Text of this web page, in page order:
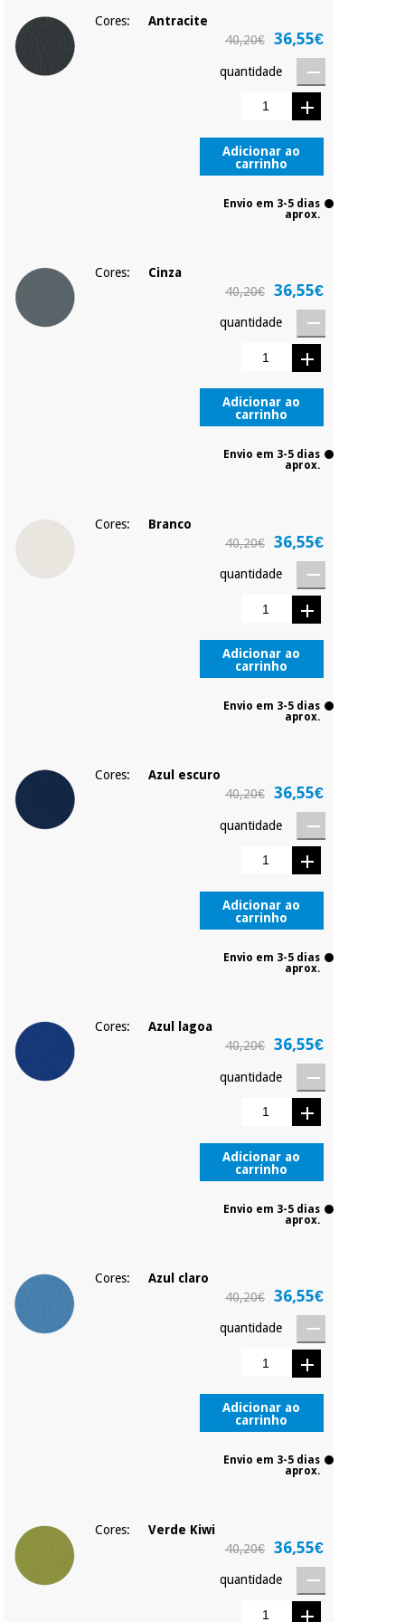
Instrumental
cirúrgico
mês.
compromisso.
Pode adiantar o
pagamento total ou
parcial quando
penalizações ou
truques.
protegidos.Não
vendemos os seus
tentar vender-lhe um
Cores:
Antracite
40,20€
36,55€
quantidade
Adicionar ao
carrinho
Envio em 3-5 dias
aprox.
Cores:
Cinza
40,20€
36,55€
quantidade
Adicionar ao
carrinho
Envio em 3-5 dias
aprox.
Cores:
Branco
40,20€
36,55€
quantidade
Adicionar ao
carrinho
Envio em 3-5 dias
aprox.
Cores:
Azul escuro
40,20€
36,55€
quantidade
Adicionar ao
carrinho
Envio em 3-5 dias
aprox.
Cores:
Azul lagoa
40,20€
36,55€
quantidade
Adicionar ao
carrinho
Envio em 3-5 dias
aprox.
Cores:
Azul claro
40,20€
36,55€
quantidade
Adicionar ao
carrinho
Envio em 3-5 dias
aprox.
Cores:
Verde Kiwi
40,20€
36,55€
quantidade